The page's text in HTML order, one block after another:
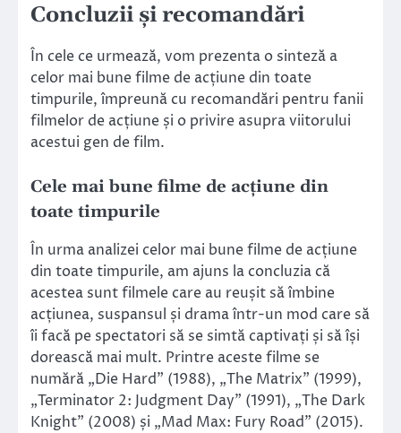
Concluzii și recomandări
În cele ce urmează, vom prezenta o sinteză a
celor mai bune filme de acțiune din toate
timpurile, împreună cu recomandări pentru fanii
filmelor de acțiune și o privire asupra viitorului
acestui gen de film.
Cele mai bune filme de acțiune din
toate timpurile
În urma analizei celor mai bune filme de acțiune
din toate timpurile, am ajuns la concluzia că
acestea sunt filmele care au reușit să îmbine
acțiunea, suspansul și drama într-un mod care să
îi facă pe spectatori să se simtă captivați și să își
dorească mai mult. Printre aceste filme se
numără „Die Hard” (1988), „The Matrix” (1999),
„Terminator 2: Judgment Day” (1991), „The Dark
Knight” (2008) și „Mad Max: Fury Road” (2015).